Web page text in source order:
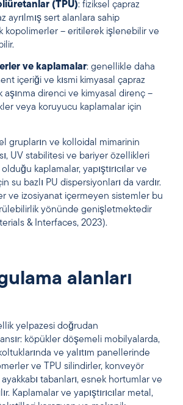
(TPU): fiziksel çapraz
ayrılmış sert alanlara sahip
kopolimerler – eritilerek işlenebilir ve
ve kaplamalar: genellikle daha
içeriği ve kısmi kimyasal çapraz
aşınma direnci ve kimyasal direnç –
veya koruyucu kaplamalar için
grupların ve kolloidal mimarinin
UV stabilitesi ve bariyer özellikleri
kaplamalar, yapıştırıcılar ve
su bazlı PU dispersiyonları da vardır.
ve izosiyanat içermeyen sistemler bu
yönünde genişletmektedir
& Interfaces, 2023).
alanları
yelpazesi doğrudan
köpükler döşemeli mobilyalarda,
ve yalıtım panellerinde
ve TPU silindirler, konveyör
tabanları, esnek hortumlar ve
Kaplamalar ve yapıştırıcılar metal,